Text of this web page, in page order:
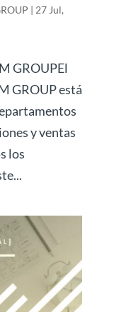
| 27 Jul,
GROUPEl
GROUP está
y ventas
los